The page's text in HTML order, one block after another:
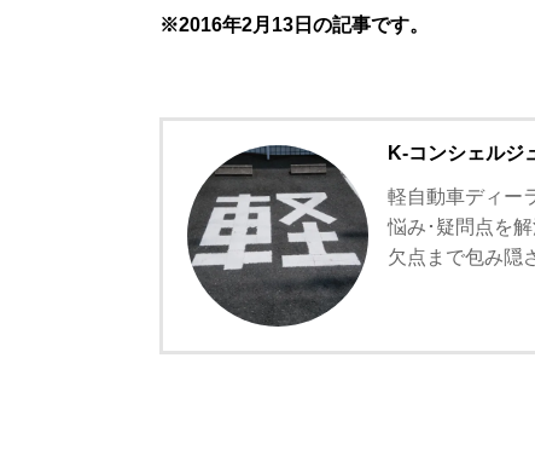
※2016年2月13日の記事です。
K-コンシェルジ
軽自動車ディー
悩み･疑問点を
欠点まで包み隠